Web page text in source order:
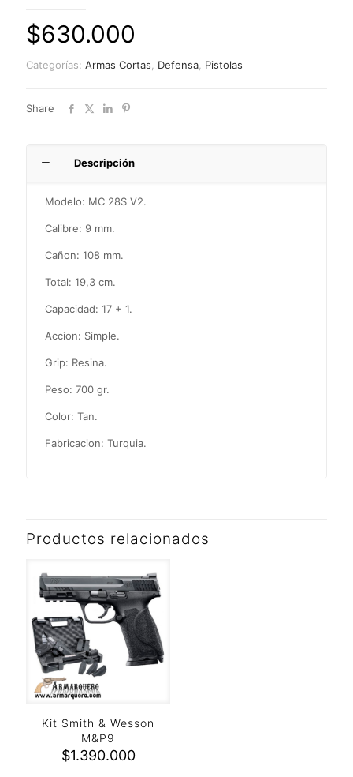
$630.000
Categorías: Armas Cortas Defensa Pistolas
Share
Descripción
Modelo: MC 28S V2.
Calibre: 9 mm.
Cañon: 108 mm.
Total: 19,3 cm.
Capacidad: 17 + 1.
Accion: Simple.
Grip: Resina.
Peso: 700 gr.
Color: Tan.
Fabricacion: Turquia.
Productos relacionados
Kit Smith & Wesson
M&P9
$1.390.000